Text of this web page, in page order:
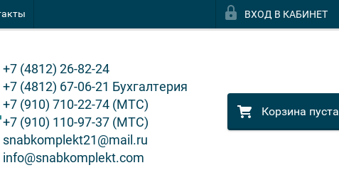
ВХОД В КАБИНЕТ
+7 (4812) 26-82-24
+7 (4812) 67-06-21 Бухгалтерия
+7 (910) 710-22-74 (МТС)
+7 (910) 110-97-37 (МТС)
snabkomplekt21@mail.ru
info@snabkomplekt.com
Корзина пуста